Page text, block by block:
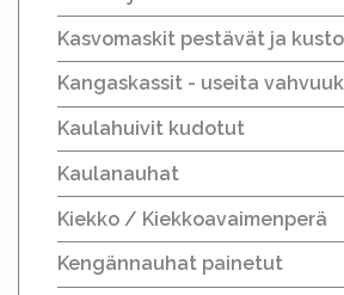
Kasvomaskit pestävät ja
Kangaskassit - useita
Kaulahuivit kudotut
Kaulanauhat
Kiekko / Kiekkoavaimenperä
Kengännauhat painetut